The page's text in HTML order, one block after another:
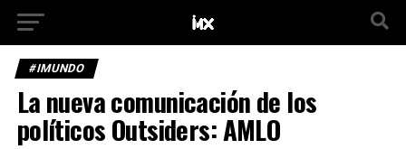
#IMUNDO
La nueva comunicación de los
políticos Outsiders: AMLO